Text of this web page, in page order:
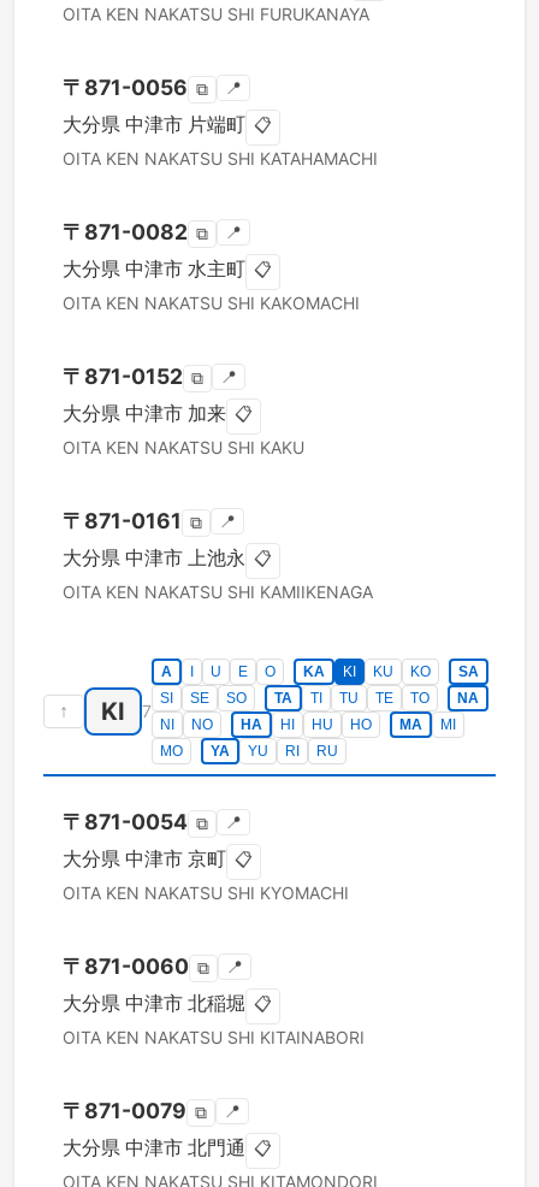
OITA KEN NAKATSU SHI FURUKANAYA
〒 871-0056 ⧉ 📍
大分県 中津市 片端町 📋
OITA KEN NAKATSU SHI KATAHAMACHI
〒 871-0082 ⧉ 📍
大分県 中津市 水主町 📋
OITA KEN NAKATSU SHI KAKOMACHI
〒 871-0152 ⧉ 📍
大分県 中津市 加来 📋
OITA KEN NAKATSU SHI KAKU
〒 871-0161 ⧉ 📍
大分県 中津市 上池永 📋
OITA KEN NAKATSU SHI KAMIIKENAGA
↑ KI 7
A U E O KA KI KU KO
SA
SI
SE SO TA TI TU TE TO
NA
NI
NO HA HI HU HO MA
MI
MO
YA YU RI RU
〒 871-0054 ⧉ 📍
大分県 中津市 京町 📋
OITA KEN NAKATSU SHI KYOMACHI
〒 871-0060 ⧉ 📍
大分県 中津市 北稲堀 📋
OITA KEN NAKATSU SHI KITAINABORI
〒 871-0079 ⧉ 📍
大分県 中津市 北門通 📋
OITA KEN NAKATSU SHI KITAMONDORI